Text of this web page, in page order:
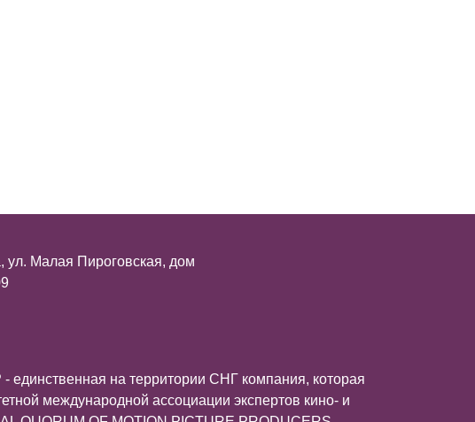
ул. Малая Пироговская, дом
единственная на территории СНГ компания, которая
международной ассоциации экспертов кино- и